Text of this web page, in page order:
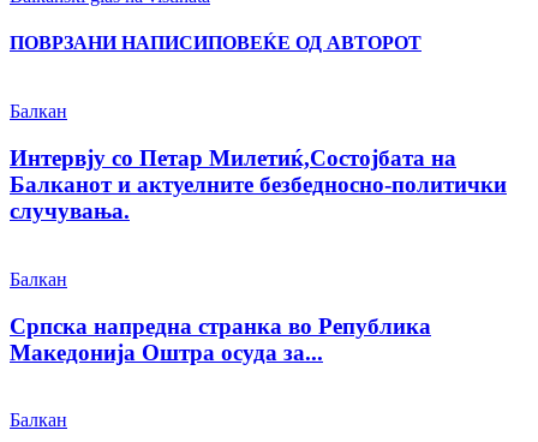
ПОВРЗАНИ НАПИСИПОВЕЌЕ ОД АВТОРОТ
Балкан
Интервју со Петар Милетиќ,Состојбата на
Балканот и актуелните безбедносно-политички
случувања.
Балкан
Српска напредна странка во Република
Македонија Оштра осуда за...
Балкан